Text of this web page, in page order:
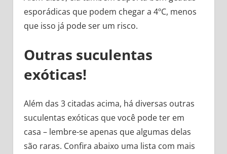
esporádicas que podem chegar a 4ºC, menos
que isso já pode ser um risco.
Outras suculentas
exóticas!
Além das 3 citadas acima, há diversas outras
suculentas exóticas que você pode ter em
casa – lembre-se apenas que algumas delas
são raras. Confira abaixo uma lista com mais